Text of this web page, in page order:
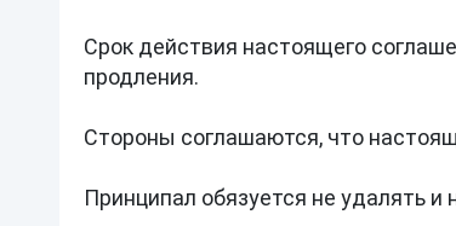
Срок действия настоящего
продления.
Стороны соглашаются, что
Принципал обязуется не удалять